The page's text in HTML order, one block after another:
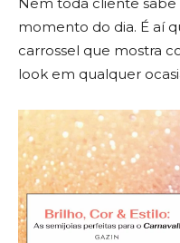
Nem toda cliente
momento do dia. É aí
carrossel que mostra
look em qualquer